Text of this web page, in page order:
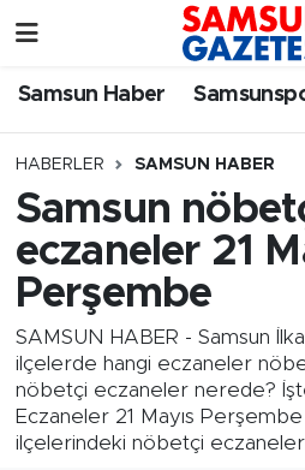
Samsun Haber
HABERLER SAMSUN HABER
Samsun
eczaneler 21
Perşembe
SAMSUN HABER - Samsun
ilçelerde hangi eczaneler
nöbetçi eczaneler nerede?
Eczaneler 21 Mayıs
ilçelerindeki nöbetçi
Samsun Haber
Samsun Rehberi
Resmi İlanlar
Samsun Nöbetçi
SAMSUN Namaz
Samsun Trafik Yoğunluk
Süper Lig Puan
Tüm Manşetler
Son Dakika Haberleri